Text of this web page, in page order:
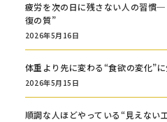
疲労を次の日に残さない人の習慣
復の質”
2026年5月16日
体重より先に変わる“食欲の変化”
2026年5月15日
順調な人ほどやっている“見えない